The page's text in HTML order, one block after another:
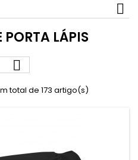
LÁPIS

total de 173 artigo(s)